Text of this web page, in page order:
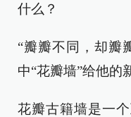
什么？
“瓣瓣不同，却瓣
中“花瓣墙”给他的
花瓣古籍墙是一